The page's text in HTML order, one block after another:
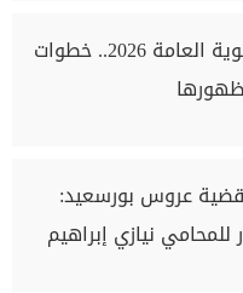
نتيجة تظلمات الثانوية العامة 2026.. خطوات
عروس بورسعيد:
نيازي إبراهيم